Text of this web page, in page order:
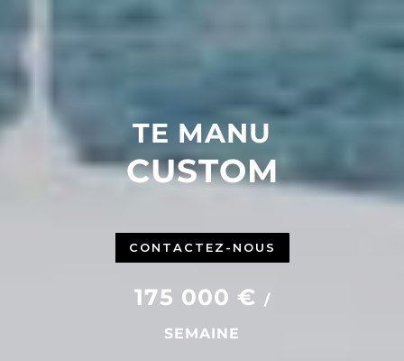
TE MANU
CUSTOM
CONTACTEZ-NOUS
175 000 € /
SEMAINE